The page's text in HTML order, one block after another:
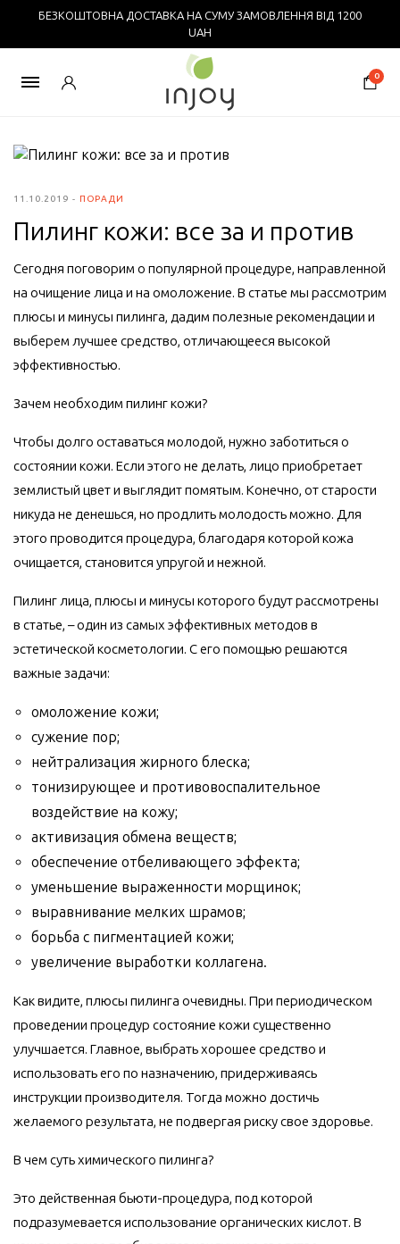
БЕЗКОШТОВНА ДОСТАВКА НА СУМУ ЗАМОВЛЕННЯ ВІД 1200
UAH
0
11.10.2019 ПОРАДИ
Пилинг кожи: все за и против
Сегодня поговорим о популярной процедуре, направленной
на очищение лица и на омоложение. В статье мы рассмотрим
плюсы и минусы пилинга, дадим полезные рекомендации и
выберем лучшее средство, отличающееся высокой
эффективностью.
Зачем необходим пилинг кожи?
Чтобы долго оставаться молодой, нужно заботиться о
состоянии кожи. Если этого не делать, лицо приобретает
землистый цвет и выглядит помятым. Конечно, от старости
никуда не денешься, но продлить молодость можно. Для
этого проводится процедура, благодаря которой кожа
очищается, становится упругой и нежной.
Пилинг лица, плюсы и минусы которого будут рассмотрены
в статье, – один из самых эффективных методов в
эстетической косметологии. С его помощью решаются
важные задачи:
омоложение кожи;
сужение пор;
нейтрализация жирного блеска;
тонизирующее и противовоспалительное
воздействие на кожу;
активизация обмена веществ;
обеспечение отбеливающего эффекта;
уменьшение выраженности морщинок;
выравнивание мелких шрамов;
борьба с пигментацией кожи;
увеличение выработки коллагена.
Как видите, плюсы пилинга очевидны. При периодическом
проведении процедур состояние кожи существенно
улучшается. Главное, выбрать хорошее средство и
использовать его по назначению, придерживаясь
инструкции производителя. Тогда можно достичь
желаемого результата, не подвергая риску свое здоровье.
В чем суть химического пилинга?
Это действенная бьюти-процедура, под которой
подразумевается использование органических кислот. В